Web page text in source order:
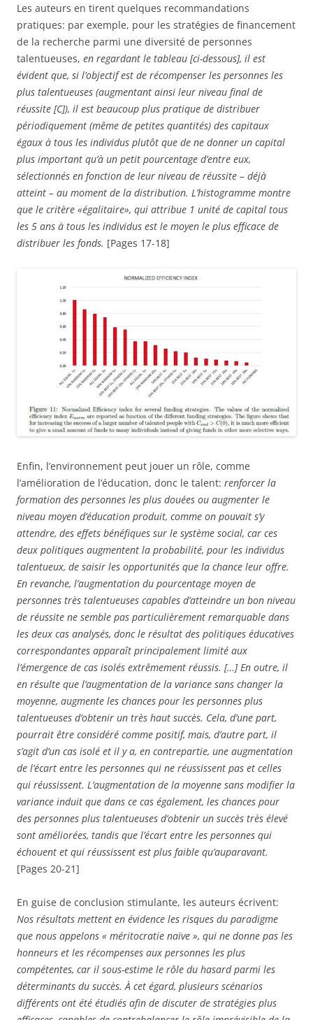
Les auteurs en tirent quelques recommandations
pratiques: par exemple, pour les stratégies de financement
de la recherche parmi une diversité de personnes
talentueuses, en regardant le tableau [ci-dessous], il est
évident que, si l’objectif est de récompenser les personnes les
plus talentueuses (augmentant ainsi leur niveau final de
réussite [C]), il est beaucoup plus pratique de distribuer
périodiquement (même de petites quantités) des capitaux
égaux à tous les individus plutôt que de ne donner un capital
plus important qu’à un petit pourcentage d’entre eux,
sélectionnés en fonction de leur niveau de réussite – déjà
atteint – au moment de la distribution. L’histogramme montre
que le critère «égalitaire», qui attribue 1 unité de capital tous
les 5 ans à tous les individus est le moyen le plus efficace de
distribuer les fonds. [Pages 17-18]
Enfin, l’environnement peut jouer un rôle, comme
l’amélioration de l’éducation, donc le talent: renforcer la
formation des personnes les plus douées ou augmenter le
niveau moyen d’éducation produit, comme on pouvait s’y
attendre, des effets bénéfiques sur le système social, car ces
deux politiques augmentent la probabilité, pour les individus
talentueux, de saisir les opportunités que la chance leur offre.
En revanche, l’augmentation du pourcentage moyen de
personnes très talentueuses capables d’atteindre un bon niveau
de réussite ne semble pas particulièrement remarquable dans
les deux cas analysés, donc le résultat des politiques éducatives
correspondantes apparaît principalement limité aux
l’émergence de cas isolés extrêmement réussis. […] En outre, il
en résulte que l’augmentation de la variance sans changer la
moyenne, augmente les chances pour les personnes plus
talentueuses d’obtenir un très haut succès. Cela, d’une part,
pourrait être considéré comme positif, mais, d’autre part, il
s’agit d’un cas isolé et il y a, en contrepartie, une augmentation
de l’écart entre les personnes qui ne réussissent pas et celles
qui réussissent. L’augmentation de la moyenne sans modifier la
variance induit que dans ce cas également, les chances pour
des personnes plus talentueuses d’obtenir un succès très élevé
sont améliorées, tandis que l’écart entre les personnes qui
échouent et qui réussissent est plus faible qu’auparavant.
[Pages 20-21]
En guise de conclusion stimulante, les auteurs écrivent:
Nos résultats mettent en évidence les risques du paradigme
que nous appelons « méritocratie naïve », qui ne donne pas les
honneurs et les récompenses aux personnes les plus
compétentes, car il sous-estime le rôle du hasard parmi les
déterminants du succès. À cet égard, plusieurs scénarios
différents ont été étudiés afin de discuter de stratégies plus